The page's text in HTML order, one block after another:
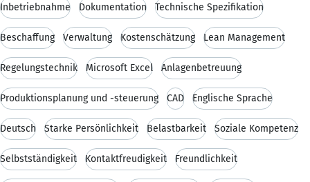
Inbetriebnahme Dokumentation Technische Spezifikation
Beschaffung Verwaltung Kostenschätzung Lean Management
Regelungstechnik Microsoft Excel Anlagenbetreuung
Produktionsplanung und -steuerung CAD Englische Sprache
Deutsch Starke Persönlichkeit Belastbarkeit Soziale Kompetenz
Selbstständigkeit Kontaktfreudigkeit Freundlichkeit